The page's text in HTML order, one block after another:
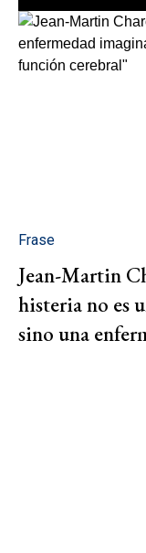
Frase
Jean-Martin
histeria no es
sino una